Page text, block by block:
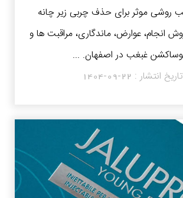
روشی موثر برای حذف چربی زیر چانه
انجام، عوارض، ماندگاری، مراقبت ها و
غبغب در اصفهان. ...
تاریخ انتشار : 1404-09-22